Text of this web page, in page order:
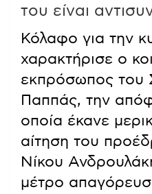
του είναι
Κόλαφο για την
χαρακτήρισε ο
εκπρόσωπος του
Παππάς, την
οποία έκανε
αίτηση του
Νίκου
μέτρο